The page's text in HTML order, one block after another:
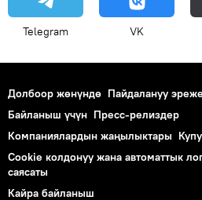
Telegram VK
Долбоор жөнүндө Пайдалануу
Байланыш үчүн Пресс-релиздер
Компаниялардын жаңылыктары
Cookie колдонуу жана автоматтык
саясаты
Кайра байланыш